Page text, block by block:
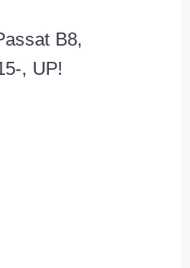
B8,
, UP!